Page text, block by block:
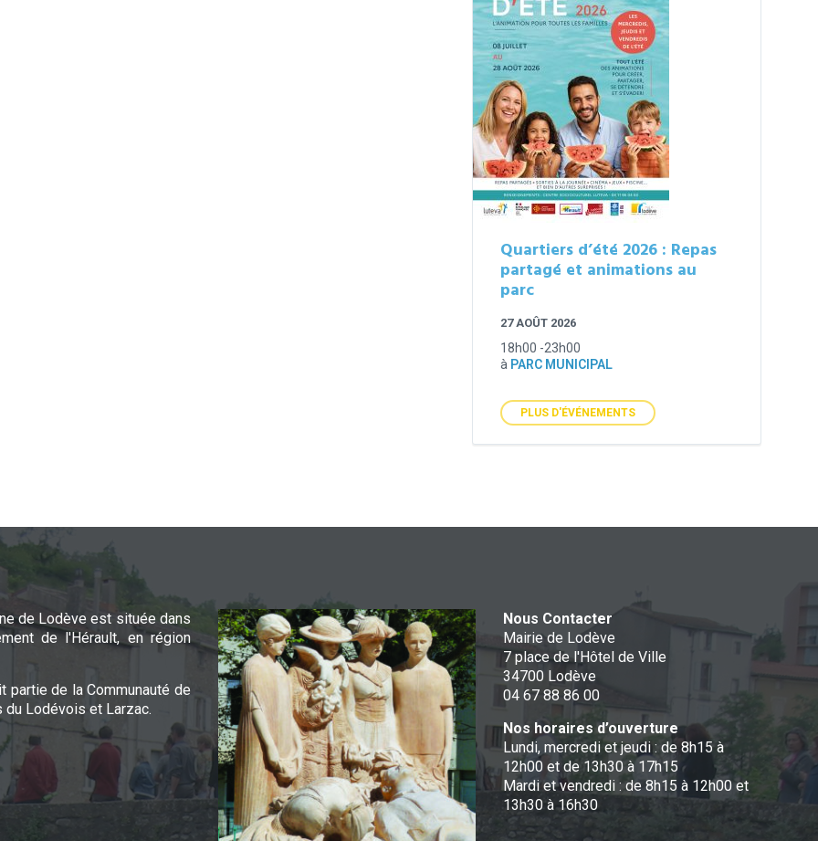
Quartiers d’été 2026 : Repas
partagé et animations au
parc
27 AOÛT 2026
18h00 -23h00
à PARC MUNICIPAL
PLUS D'ÉVÉNEMENTS
de Lodève est située dans
de l'Hérault, en région
partie de la Communauté de
du Lodévois et Larzac.
Nous Contacter
Mairie de Lodève
7 place de l'Hôtel de Ville
34700 Lodève
04 67 88 86 00
Nos horaires d’ouverture
Lundi, mercredi et jeudi : de 8h15 à
12h00 et de 13h30 à 17h15
Mardi et vendredi : de 8h15 à 12h00 et
13h30 à 16h30